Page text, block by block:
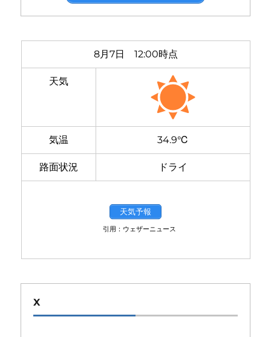
8月7日 12:00時点
天気
気温 34.9℃
路面状況 ドライ
天気予報
引用：ウェザーニュース
X